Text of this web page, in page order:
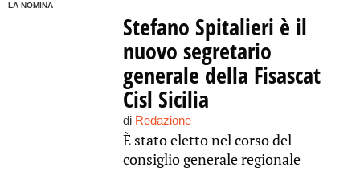
LA NOMINA
Stefano Spitalieri è il
nuovo segretario
generale della Fisascat
Cisl Sicilia
di Redazione
È stato eletto nel corso del
consiglio generale regionale